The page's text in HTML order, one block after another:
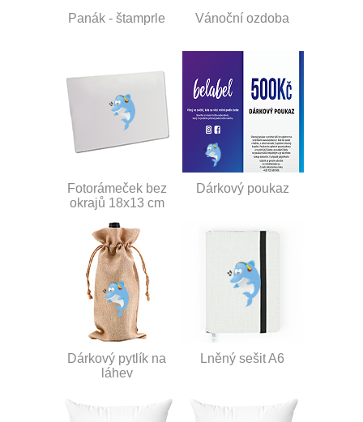
Panák - štamprle Vánoční ozdoba
Fotorámeček bez
okrajů 18x13 cm
Dárkový poukaz
Dárkový pytlík na
láhev
Lněný sešit A6